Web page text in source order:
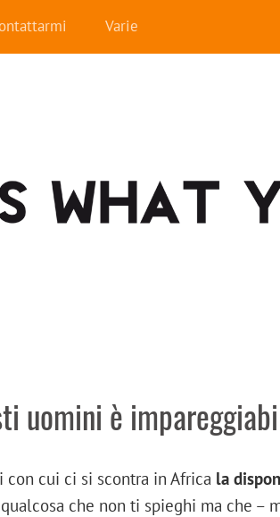
Varie
uomini è
cui ci si scontra in Africa la
che non ti spieghi ma che –